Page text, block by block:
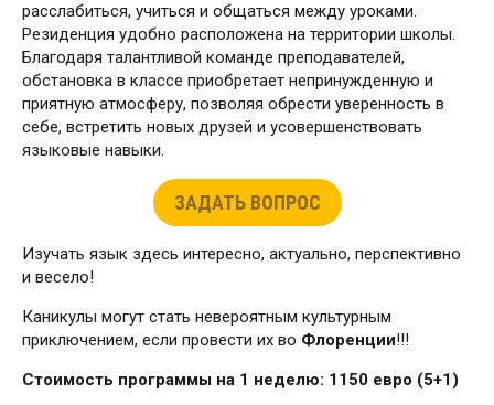
расслабиться, учиться и общаться между уроками.
Резиденция удобно расположена на территории школы.
Благодаря талантливой команде преподавателей,
обстановка в классе приобретает непринужденную и
приятную атмосферу, позволяя обрести уверенность в
себе, встретить новых друзей и усовершенствовать
языковые навыки.
ЗАДАТЬ ВОПРОС
Изучать язык здесь интересно, актуально, перспективно
и весело!
Каникулы могут стать невероятным культурным
приключением, если провести их во Флоренции!!!
Стоимость программы на 1 неделю: 1150 евро (5+1)